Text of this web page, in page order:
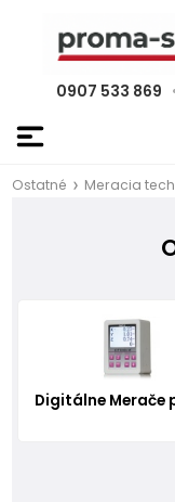
0907 533 869
Ostatné Meracia
Digitálne Merače